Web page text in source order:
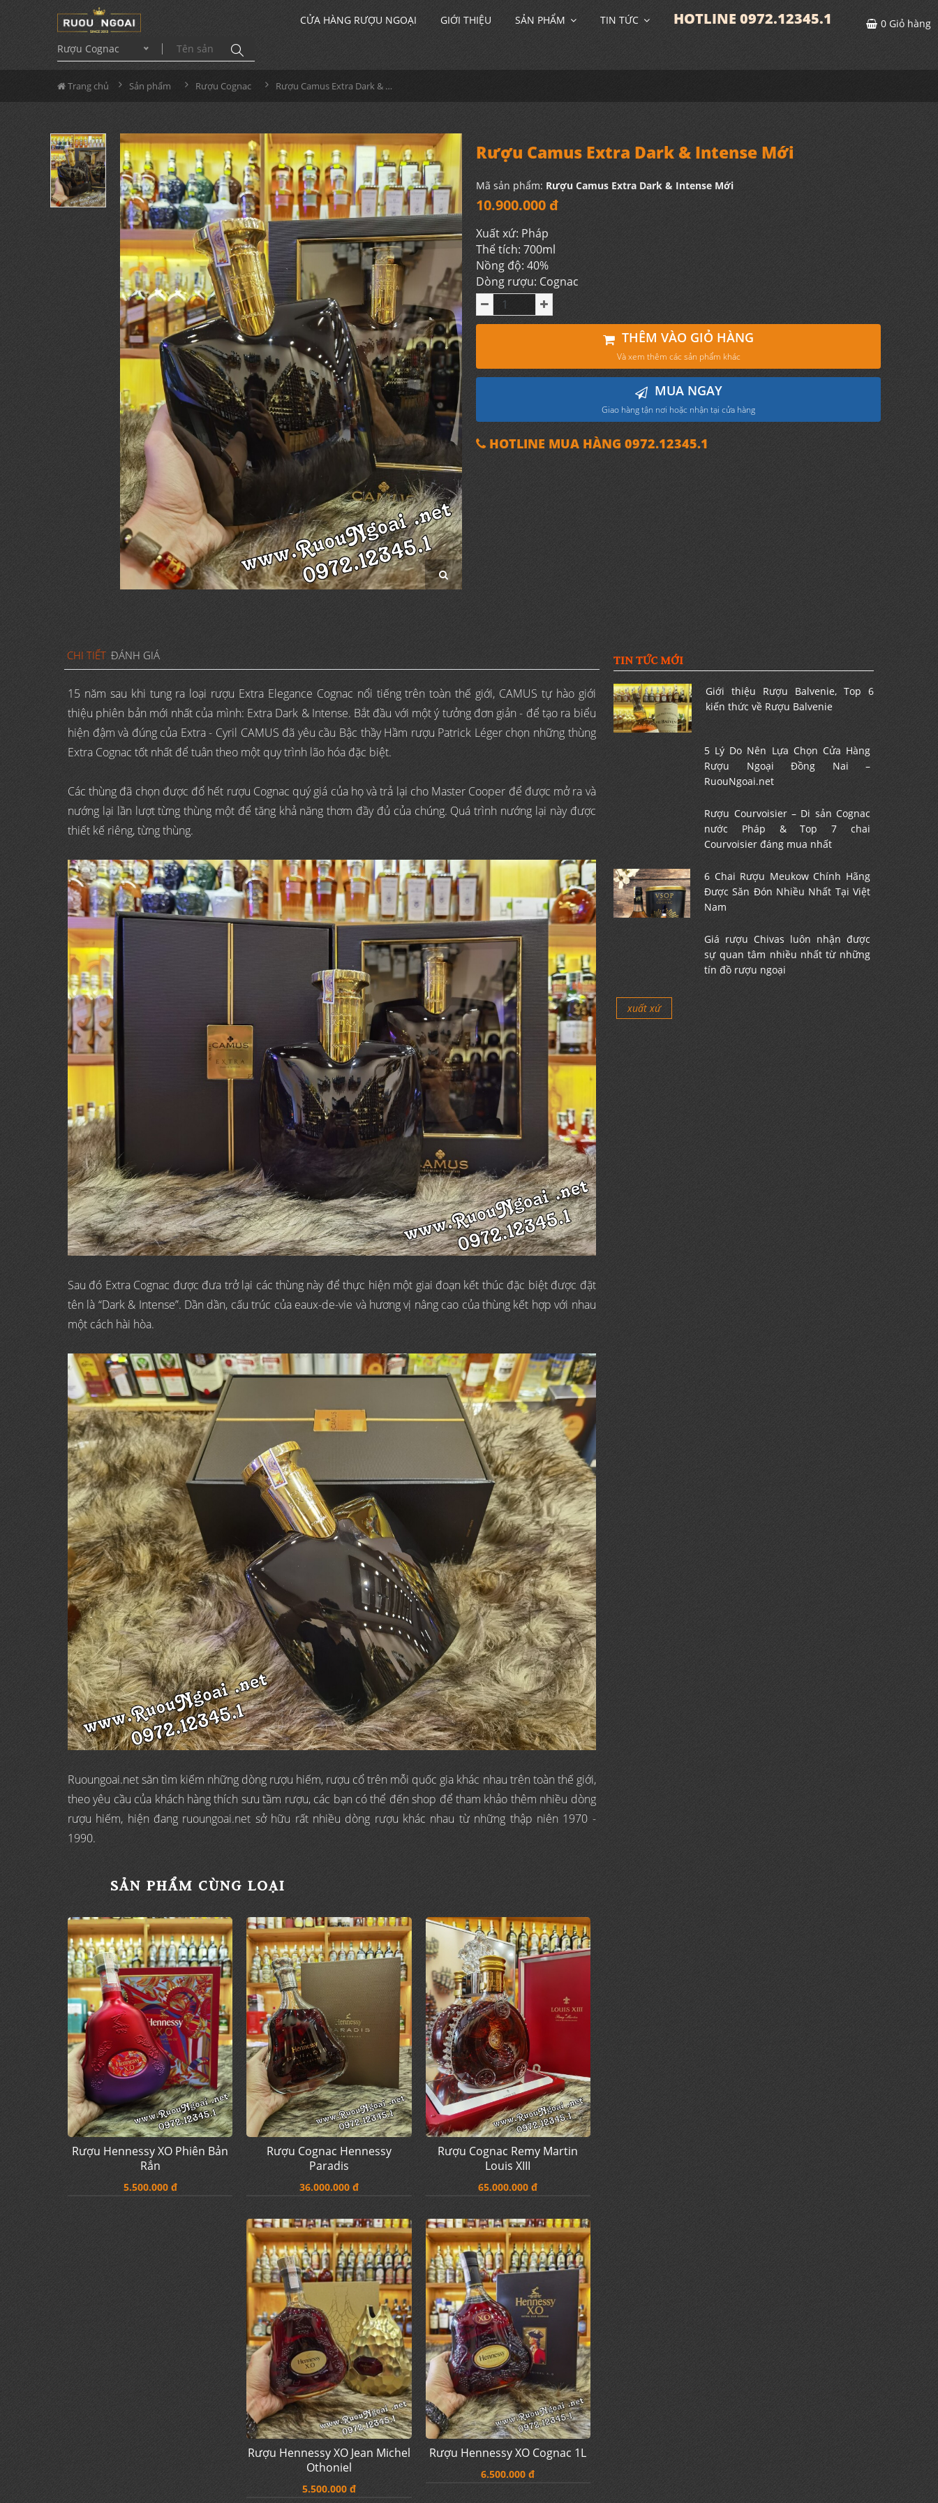
Rượu Cognac
CỬA HÀNG RƯỢU NGOẠI GIỚI THIỆU SẢN PHẨM TIN TỨC HOTLINE 0972.12345.1 0 Giỏ hàng
Trang chủ Sản phẩm Rượu Cognac Rượu Camus Extra Dark & Intense Mới
Rượu Camus Extra Dark & Intense Mới
Mã sản phẩm: Rượu Camus Extra Dark & Intense Mới
10.900.000 đ
Xuất xứ: Pháp
Thể tích: 700ml
Nồng độ: 40%
Dòng rượu: Cognac
THÊM VÀO GIỎ HÀNG
Và xem thêm các sản phẩm khác
MUA NGAY
Giao hàng tận nơi hoặc nhận tại cửa hàng
HOTLINE MUA HÀNG 0972.12345.1
CHI TIẾT ĐÁNH GIÁ
15 năm sau khi tung ra loại rượu Extra Elegance Cognac nổi tiếng trên toàn thế giới, CAMUS tự hào giới
thiệu phiên bản mới nhất của mình: Extra Dark & Intense. Bắt đầu với một ý tưởng đơn giản - để tạo ra biểu
hiện đậm và đúng của Extra - Cyril CAMUS đã yêu cầu Bậc thầy Hầm rượu Patrick Léger chọn những thùng
Extra Cognac tốt nhất để tuân theo một quy trình lão hóa đặc biệt.
Các thùng đã chọn được đổ hết rượu Cognac quý giá của họ và trả lại cho Master Cooper để được mở ra và
nướng lại lần lượt từng thùng một để tăng khả năng thơm đầy đủ của chúng. Quá trình nướng lại này được
thiết kế riêng, từng thùng.
Sau đó Extra Cognac được đưa trở lại các thùng này để thực hiện một giai đoạn kết thúc đặc biệt được đặt
tên là “Dark & ​​Intense”. Dần dần, cấu trúc của eaux-de-vie và hương vị nâng cao của thùng kết hợp với nhau
một cách hài hòa.
Ruoungoai.net săn tìm kiếm những dòng rượu hiếm, rượu cổ trên mỗi quốc gia khác nhau trên toàn thế giới,
theo yêu cầu của khách hàng thích sưu tầm rượu, các bạn có thể đến shop để tham khảo thêm nhiều dòng
rượu hiếm, hiện đang ruoungoai.net sở hữu rất nhiều dòng rượu khác nhau từ những thập niên 1970 -
1990.
SẢN PHẨM CÙNG LOẠI
Rượu Hennessy XO Phiên Bản
Rắn
5.500.000 đ
Rượu Cognac Hennessy
Paradis
36.000.000 đ
Rượu Cognac Remy Martin
Louis XIII
65.000.000 đ
Rượu Hennessy XO Jean Michel
Othoniel
5.500.000 đ
Rượu Hennessy XO Cognac 1L
6.500.000 đ
TIN TỨC MỚI
Giới thiệu Rượu Balvenie, Top 6
kiến thức về Rượu Balvenie
5 Lý Do Nên Lựa Chọn Cửa Hàng
Rượu Ngoại Đồng Nai –
RuouNgoai.net
Rượu Courvoisier – Di sản Cognac
nước Pháp & Top 7 chai
Courvoisier đáng mua nhất
6 Chai Rượu Meukow Chính Hãng
Được Săn Đón Nhiều Nhất Tại Việt
Nam
Giá rượu Chivas luôn nhận được
sự quan tâm nhiều nhất từ những
tín đồ rượu ngoại
xuất xứ